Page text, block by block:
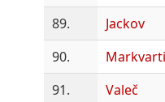
89.
Jackov
90.
91.
Valeč